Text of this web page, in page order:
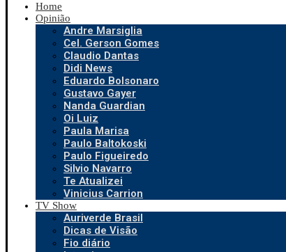
Home
Opinião
Andre Marsiglia
Cel. Gerson Gomes
Claudio Dantas
Didi News
Eduardo Bolsonaro
Gustavo Gayer
Nanda Guardian
Oi Luiz
Paula Marisa
Paulo Baltokoski
Paulo Figueiredo
Silvio Navarro
Te Atualizei
Vinicius Carrion
TV Show
Auriverde Brasil
Dicas de Visão
Fio diário